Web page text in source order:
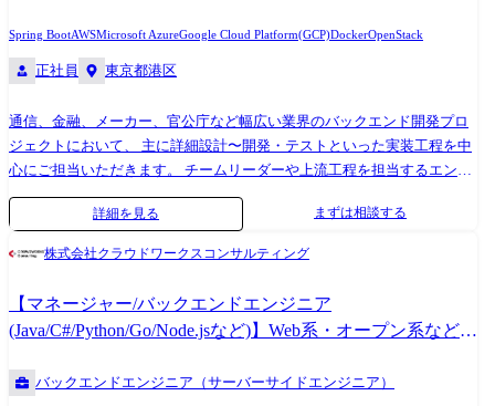
Spring BootAWSMicrosoft AzureGoogle Cloud Platform(GCP)DockerOpenStack
正社員 東京都港区
通信、金融、メーカー、官公庁など幅広い業界のバックエンド開発プロ
ジェクトにおいて、 主に詳細設計〜開発・テストといった実装工程を中
心にご担当いただきます。 チームリーダーや上流工程を担当するエンジ
ニアのもとで、 バックエンドエンジニアとしての実務経験を積みなが
ら、着実にスキルアップできる環境です。 「JavaやGoなどのバックエン
例≫ 【Web開発/Azure】 大手通信業界向け オンラインショップの要件
定義〜開発(Spring Boot / Postgresql / Azure) 【AI活用/AWS】 AI(Claude等)
を活用した次世代基盤リプレイス(Vue.js 3 / Java / ECS) 【フルスタッ
テムのモダン化開発 【テックリード】 自社EC×店舗基盤のモダナイゼー
詳細を見る まずは相談する
株式会社クラウドワークスコンサルティング
【マネージャー/バックエンドエンジニア
(Java/C#/Python/Go/Node.jsなど)】Web系・オープン系など新
バックエンドエンジニア（サーバーサイドエンジニア）